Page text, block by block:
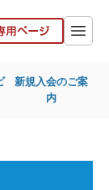
内
ビス
新規入会のご案
内